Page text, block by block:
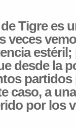
Tigre es
veces
estéril;
desde la
partidos
caso, a
por los